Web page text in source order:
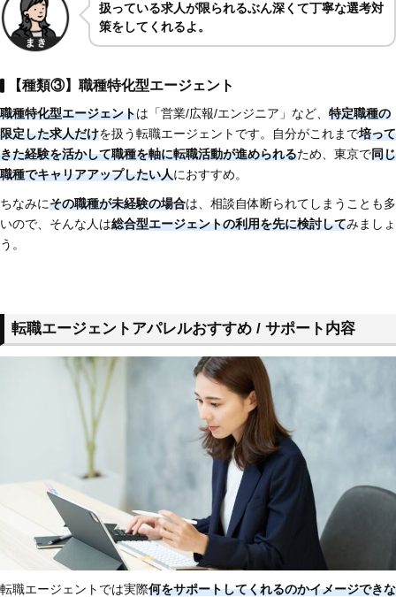
扱っている求人が限られるぶん深くて丁寧な選考対
策をしてくれるよ。
【種類③】職種特化型エージェント
職種特化型エージェントは「営業/広報/エンジニア」など、 特定職種の
限定した求人だけを扱う転職エージェントです。自分がこれまで培って
きた経験を活かして職種を軸に転職活動が進められるため、東京で同じ
職種でキャリアアップしたい人におすすめ。
ちなみにその職種が未経験の場合は、相談自体断られてしまうことも多
いので、そんな人は総合型エージェントの利用を先に検討してみましょ
う。
転職エージェントアパレルおすすめ / サポート内容
転職エージェントでは実際何をサポートしてくれるのかイメージできな